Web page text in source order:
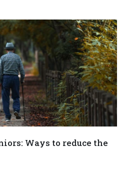
Ways to reduce the